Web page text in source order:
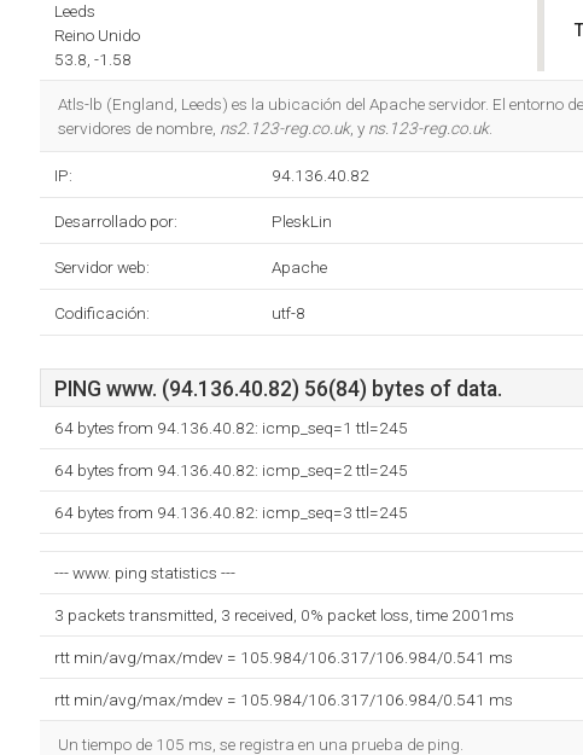
Leeds
Reino Unido
53.8, -1.58
Atls-lb (England, Leeds) es la ubicación del Apache servidor. El entorno
servidores de nombre, ns2.123-reg.co.uk, y ns.123-reg.co.uk.
IP: 94.136.40.82
Desarrollado por: PleskLin
Servidor web: Apache
Codificación: utf-8
PING www. (94.136.40.82) 56(84) bytes of data.
64 bytes from 94.136.40.82: icmp_seq=1 ttl=245
64 bytes from 94.136.40.82: icmp_seq=2 ttl=245
64 bytes from 94.136.40.82: icmp_seq=3 ttl=245
--- www. ping statistics ---
3 packets transmitted, 3 received, 0% packet loss, time 2001ms
rtt min/avg/max/mdev = 105.984/106.317/106.984/0.541 ms
rtt min/avg/max/mdev = 105.984/106.317/106.984/0.541 ms
Un tiempo de 105 ms, se registra en una prueba de ping.